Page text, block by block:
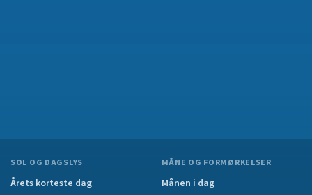
SOL OG DAGSLYS
Årets korteste dag
MÅNE OG FORMØRKELSER
Månen i dag